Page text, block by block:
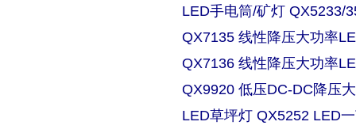
LED手电筒/矿灯 QX5233/
QX7135 线性降压大功率
QX7136 线性降压大功率
QX9920 低压DC-DC降压
LED草坪灯 QX5252 LED